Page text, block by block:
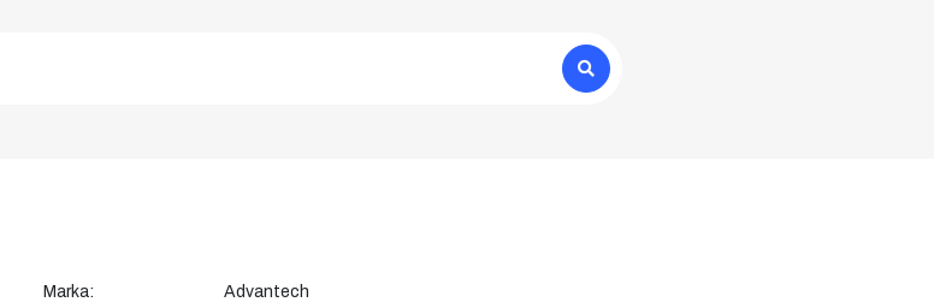
Marka: Advantech